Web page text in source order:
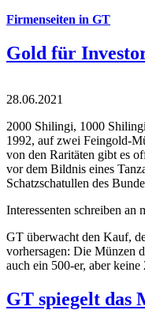
Firmenseiten in GT
Gold für
28.06.2021
2000 Shilingi, 1000
1992, auf zwei Feingold-
von den Raritäten gibt es
vor dem Bildnis eines
Schatzschatullen des
Interessenten schreiben
GT überwacht den Kauf,
vorhersagen: Die Münzen
auch ein 500-er, aber keine
GT spiegelt das